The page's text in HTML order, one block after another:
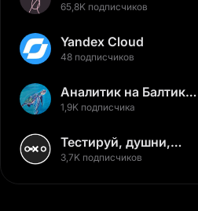
65,8K подписчиков
Yandex Cloud
48 подписчиков
Аналитик на Балтике |
Неверов Станислав
1,9K подписчика
Тестируй, душни,
наслаждайся
3,7K подписчиков